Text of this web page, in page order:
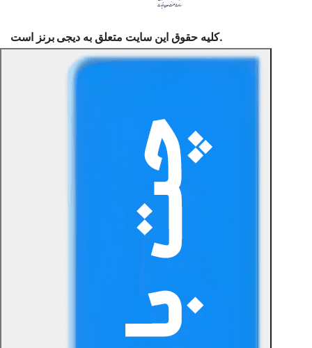
کلیه حقوق این سایت متعلق به دیجی برنز است.